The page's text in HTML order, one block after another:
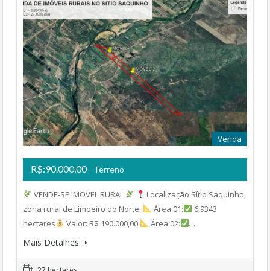
Venda
R$:90.000,00- Terreno
VENDE-SE IMÓVEL RURAL
Localização:Sítio Saquinho,
zona rural de Limoeiro do Norte.
Área 01:
6,9343
hectares
Valor: R$ 190.000,00 Área 02: …
Mais Detalhes